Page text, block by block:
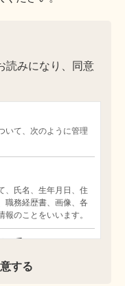
読みになり、同意
する